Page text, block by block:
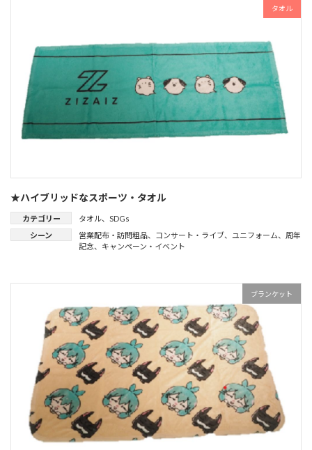
タオル
★ハイブリッドなスポーツ・タオル
カテゴリー タオル、 SDGs
シーン
営業配布・訪問粗品、 コンサート・ライブ、 ユニフォーム、 周年
記念、 キャンペーン・イベント
ブランケット